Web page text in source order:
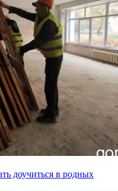
доучиться в родных